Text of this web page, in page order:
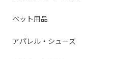
ペット用品
アパレル・シューズ